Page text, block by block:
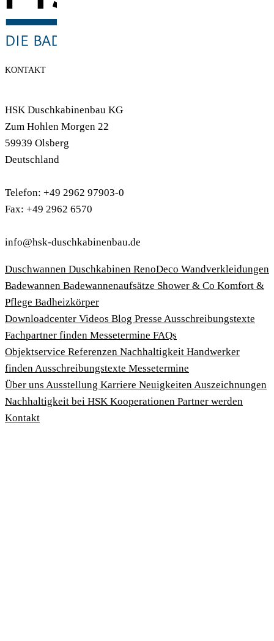
KONTAKT
HSK Duschkabinenbau KG
Zum Hohlen Morgen 22
59939 Olsberg
Deutschland
Telefon: +49 2962 97903-0
Fax: +49 2962 6570
info@hsk-duschkabinenbau.de
Duschwannen Duschkabinen RenoDeco Wandverkleidungen
Badewannen Badewannenaufsätze Shower & Co Komfort &
Pflege Badheizkörper
Download­center Videos Blog Presse Ausschreibungstexte
Fachpartner finden Messetermine FAQs
Objektservice Referenzen Nachhaltigkeit Handwerker
finden Ausschreibungstexte Messetermine
Über uns Ausstellung Karriere Neuigkeiten Auszeichnungen
Nachhaltigkeit bei HSK Kooperationen Partner werden
Kontakt